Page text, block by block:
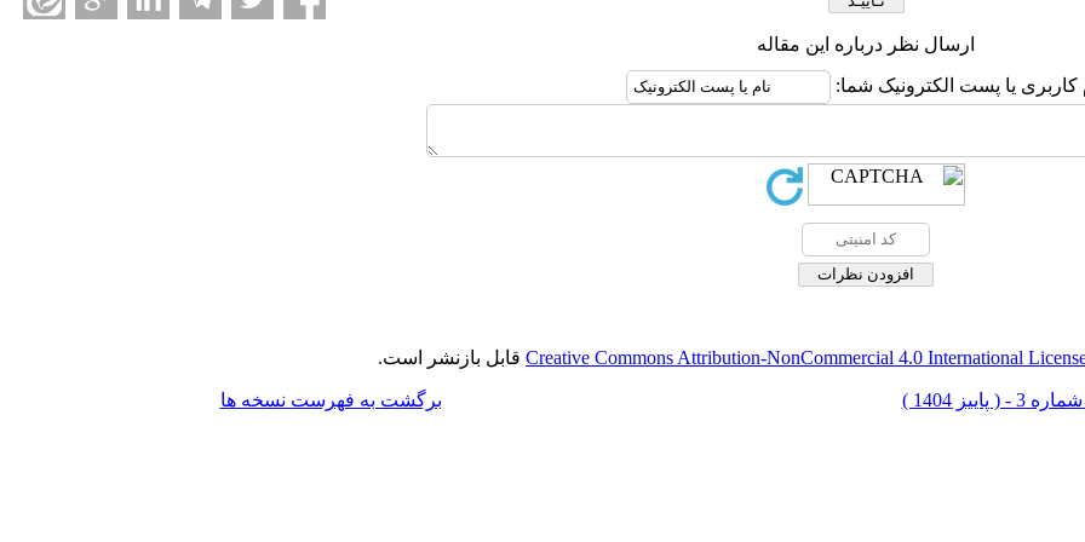
ارسال نظر درباره این مقاله
کاربری یا پست الکترونیک شما:
Creative Commons Attribution-NonCommercial 4.0 International قابل بازنشر است.
برگشت به فهرست نسخه ها